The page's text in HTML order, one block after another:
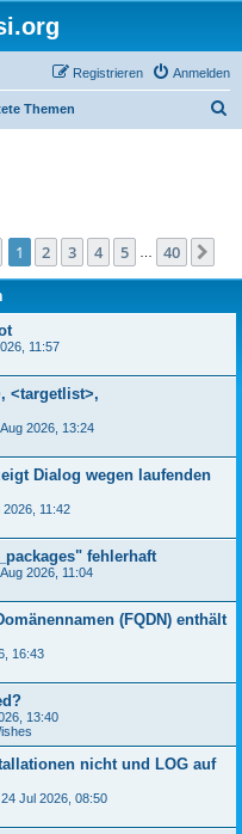
Anmelden
Registrieren
Themen
Seite 1von 40
1 2 3 4 5 40
11:57
<targetlist>,
2026, 13:24
Dialog wegen laufenden
2026, 11:42
fehlerhaft
2026, 11:04
(FQDN) enthält
16:43
13:40
nicht und LOG auf
24 Jul 2026, 08:50